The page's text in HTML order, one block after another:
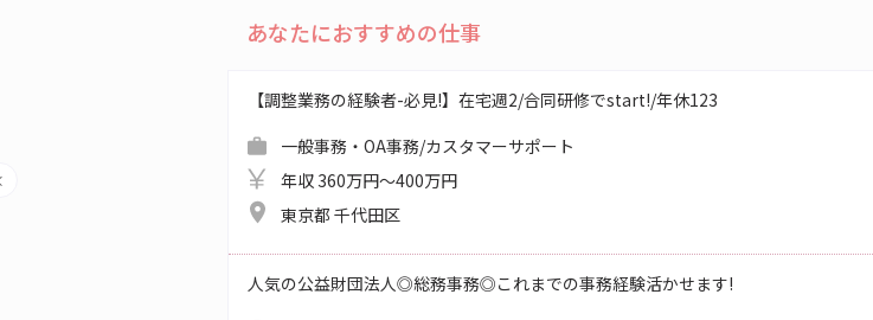
あなたにおすすめの仕事
【調整業務の経験者-必見!】在宅週2/合同研修でstart!/年休123
一般事務・OA事務/カスタマーサポート
年収 360万円～400万円
東京都 千代田区
人気の公益財団法人◎総務事務◎これまでの事務経験活かせます!